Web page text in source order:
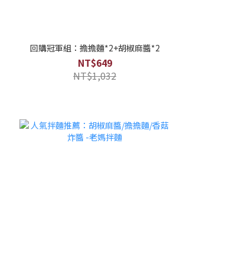
回購冠軍組：擔擔麵*2+胡椒麻醬*2
NT$649
NT$1,032